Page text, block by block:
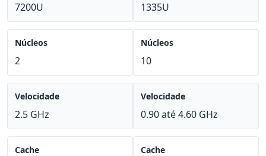
7200U
Núcleos
2
Velocidade
2.5 GHz
Cache
1335U
Núcleos
10
Velocidade
0.90 até 4.60 GHz
Cache